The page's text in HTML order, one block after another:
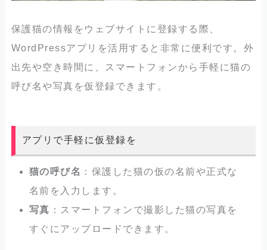
保護猫の情報をウェブサイトに登録する際、
WordPressアプリを活用すると非常に便利です。外
出先や空き時間に、スマートフォンから手軽に猫の
呼び名や写真を仮登録できます。
アプリで手軽に仮登録を
猫の呼び名 ：保護した猫の仮の名前や正式な
名前を入力します。
写真 ：スマートフォンで撮影した猫の写真を
すぐにアップロードできます。